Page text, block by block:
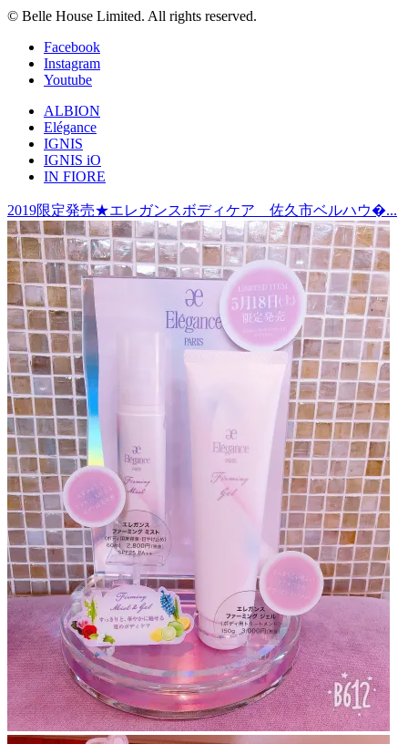
© Belle House Limited. All rights reserved.
Facebook
Instagram
Youtube
ALBION
Elégance
IGNIS
IGNIS iO
IN FIORE
2019限定発売★エレガンスボディケア 佐久市ベルハウ�...